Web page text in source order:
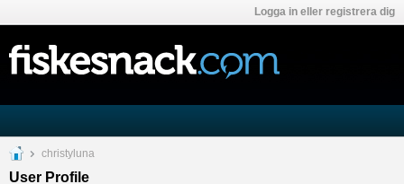
Logga in eller registrera dig
christyluna
User Profile